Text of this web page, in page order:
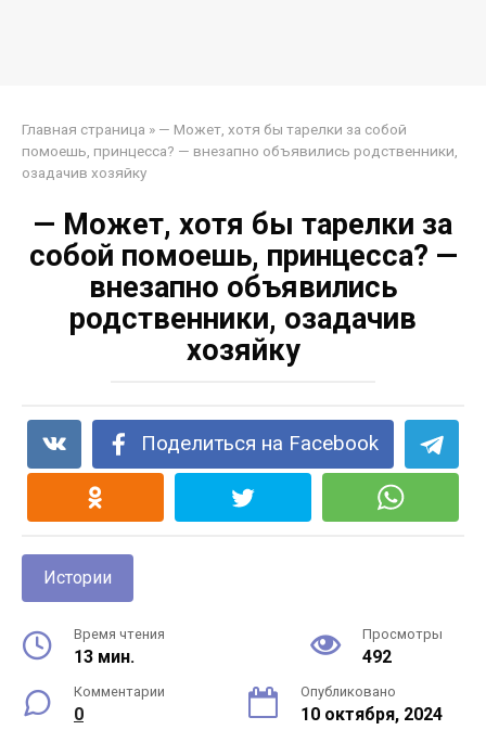
Главная страница » — Может, хотя бы тарелки за собой
помоешь, принцесса? — внезапно объявились родственники,
озадачив хозяйку
— Может, хотя бы тарелки за
собой помоешь, принцесса? —
внезапно объявились
родственники, озадачив
хозяйку
Поделиться на Facebook
Истории
Время чтения
13 мин.
Просмотры
492
Комментарии
0
Опубликовано
10 октября, 2024